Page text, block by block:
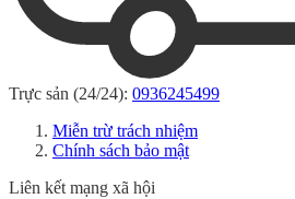
Trực sản (24/24): 0936245499
Miễn trừ trách nhiệm
Chính sách bảo mật
Liên kết mạng xã hội